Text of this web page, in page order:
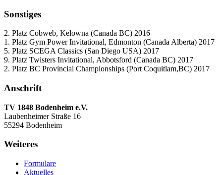
Sonstiges
2. Platz Cobweb, Kelowna (Canada BC) 2016
1. Platz Gym Power Invitational, Edmonton (Canada Alberta) 2017
5. Platz SCEGA Classics (San Diego USA) 2017
9. Platz Twisters Invitational, Abbotsford (Canada BC) 2017
2. Platz BC Provincial Championships (Port Coquitlam,BC) 2017
Anschrift
TV 1848 Bodenheim e.V.
Laubenheimer Straße 16
55294 Bodenheim
Weiteres
Formulare
Aktuelles